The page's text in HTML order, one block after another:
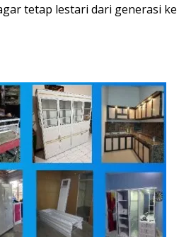
tetap lestari dari generasi ke